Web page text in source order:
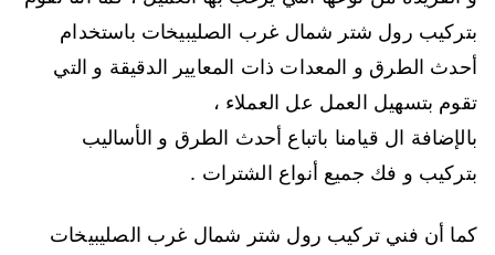
بتركيب رول شتر شمال غرب الصليبيخات باستخدام
أحدث الطرق و المعدات ذات المعايير الدقيقة و التي
تقوم بتسهيل العمل عل العملاء ،
بالإضافة ال قيامنا باتباع أحدث الطرق و الأساليب
بتركيب و فك جميع أنواع الشترات .
كما أن فني تركيب رول شتر شمال غرب الصليبيخات